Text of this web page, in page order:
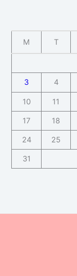
M T
3 4
10 11
17 18
24 25
31